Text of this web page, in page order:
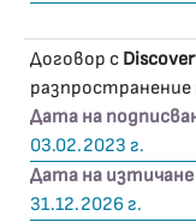
Договор с
разпространение
Дата на
03.02.2023 г.
Дата на изтичане
31.12.2026 г.